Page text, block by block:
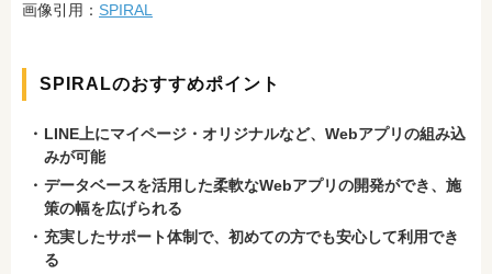
画像引用： SPIRAL
SPIRALのおすすめポイント
LINE上にマイページ・オリジナルなど、Webアプリの組み込
みが可能
データベースを活用した柔軟なWebアプリの開発ができ、施
策の幅を広げられる
充実したサポート体制で、初めての方でも安心して利用でき
る